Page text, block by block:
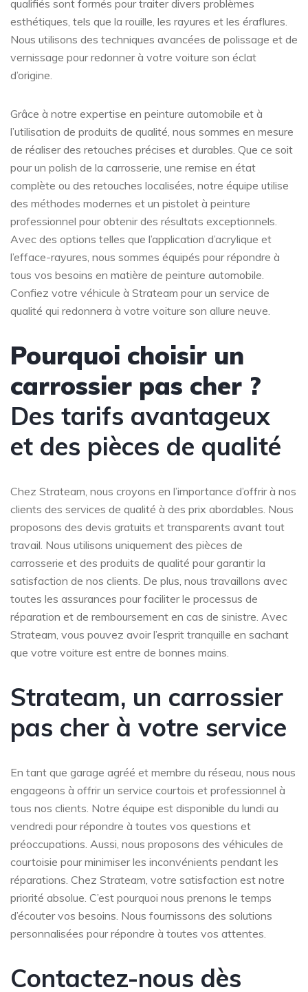
qualifiés sont formés pour traiter divers problèmes
esthétiques, tels que la rouille, les rayures et les éraflures.
Nous utilisons des techniques avancées de polissage et de
vernissage pour redonner à votre voiture son éclat
d’origine.
Grâce à notre expertise en peinture automobile et à
l’utilisation de produits de qualité, nous sommes en mesure
de réaliser des retouches précises et durables. Que ce soit
pour un polish de la carrosserie, une remise en état
complète ou des retouches localisées, notre équipe utilise
des méthodes modernes et un pistolet à peinture
professionnel pour obtenir des résultats exceptionnels.
Avec des options telles que l’application d’acrylique et
l’efface-rayures, nous sommes équipés pour répondre à
tous vos besoins en matière de peinture automobile.
Confiez votre véhicule à Strateam pour un service de
qualité qui redonnera à votre voiture son allure neuve.
Pourquoi choisir un
carrossier pas cher ?
Des tarifs avantageux
et des pièces de qualité
Chez Strateam, nous croyons en l’importance d’offrir à nos
clients des services de qualité à des prix abordables. Nous
proposons des devis gratuits et transparents avant tout
travail. Nous utilisons uniquement des pièces de
carrosserie et des produits de qualité pour garantir la
satisfaction de nos clients. De plus, nous travaillons avec
toutes les assurances pour faciliter le processus de
réparation et de remboursement en cas de sinistre. Avec
Strateam, vous pouvez avoir l’esprit tranquille en sachant
que votre voiture est entre de bonnes mains.
Strateam, un carrossier
pas cher à votre service
En tant que garage agréé et membre du réseau, nous nous
engageons à offrir un service courtois et professionnel à
tous nos clients. Notre équipe est disponible du lundi au
vendredi pour répondre à toutes vos questions et
préoccupations. Aussi, nous proposons des véhicules de
courtoisie pour minimiser les inconvénients pendant les
réparations. Chez Strateam, votre satisfaction est notre
priorité absolue. C’est pourquoi nous prenons le temps
d’écouter vos besoins. Nous fournissons des solutions
personnalisées pour répondre à toutes vos attentes.
Contactez-nous dès